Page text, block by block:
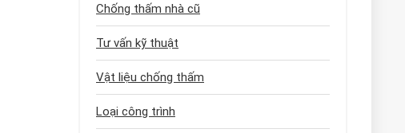
Chống thấm nhà cũ
Tư vấn kỹ thuật
Vật liệu chống thấm
Loại công trình